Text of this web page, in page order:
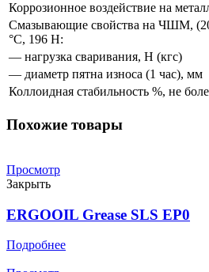
Коррозионное воздействие на
Смазывающие свойства на ЧШМ,
°С, 196 Н:
— нагрузка сваривания, Н (кгс)
— диаметр пятна износа (1 час), мм
Коллоидная стабильность %, не
Похожие товары
Просмотр
Закрыть
ERGOOIL Grease SLS EP0
Подробнее